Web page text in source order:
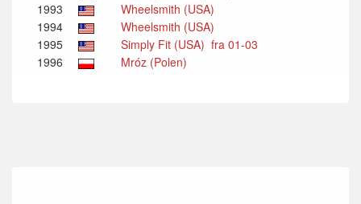
1993
Wheelsmith (USA)
1994
Wheelsmith (USA)
1995
Simply Fit (USA) fra 01-03
1996
Mróz (Polen)